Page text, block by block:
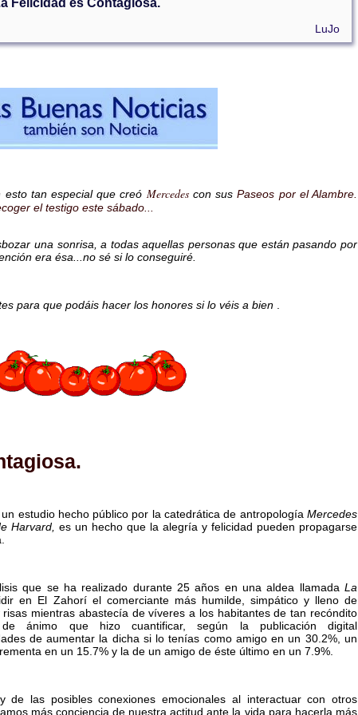
Felicidad es Contagiosa.
LuJo
tan especial que creó Mercedescon susPaseos por el Alambre.
el testigo este sábado...
una sonrisa, a todas aquellas personas que están pasando por
era ésa...no sé si lo conseguiré.
para que podáis hacer los honores si lo véis a bien
estudio hecho público por la catedrática de antropologíaMercedes
Harvard, es un hecho que la alegría y felicidad pueden propagarse
que se ha realizado durante 25 años en una aldea llamada La
en El Zahorí el comerciante más humilde, simpático y lleno de
mientras abastecía de víveres a los habitantes de tan recóndito
ánimo que hizo cuantificar, según la publicación digital
de aumentar la dicha si lo tenías como amigo en un 30.2%, un
en un 15.7% y la de un amigo de éste último en un 7.9%.
de las posibles conexiones emocionales al interactuar con otros
más conciencia de nuestra actitud ante la vida para hacerla más